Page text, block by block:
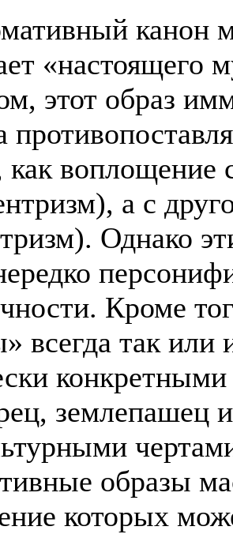
канон
этот образ
как воплощение
а с
Однако
Кроме
всегда так или
землепашец
образы
которых